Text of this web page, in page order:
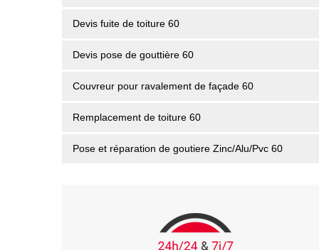
Devis fuite de toiture 60
Devis pose de gouttière 60
Couvreur pour ravalement de façade 60
Remplacement de toiture 60
Pose et réparation de goutiere Zinc/Alu/Pvc 60